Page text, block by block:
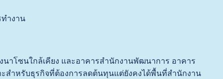
ำงาน
งนาโซนใกล้เคียง และอาคารสำนักงานพัฒนาการ อาคาร
ะสำหรับธุรกิจที่ต้องการลดต้นทุนแต่ยังคงได้พื้นที่สำนักงาน